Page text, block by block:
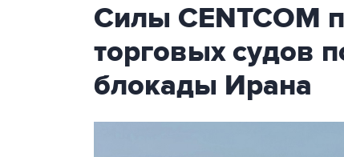
Силы CENTCOM
торговых судов
блокады Ирана